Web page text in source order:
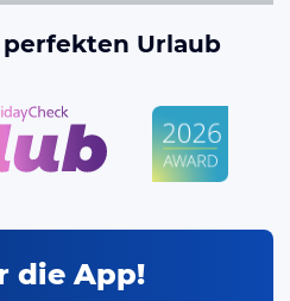
Urlaub
die App!